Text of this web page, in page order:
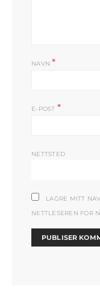
NAVN*
E-POST *
NETTSTED
LAGRE MITT
NETTLESEREN FOR